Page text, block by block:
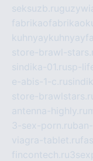
seksuzb.ru
store-brawl-
sindika-01.rusp-
e-abis-1-c.ru
store-
antenna-highly.ru
3-sex-porn.ru
viagra-tablet.ru
fincontech.ru